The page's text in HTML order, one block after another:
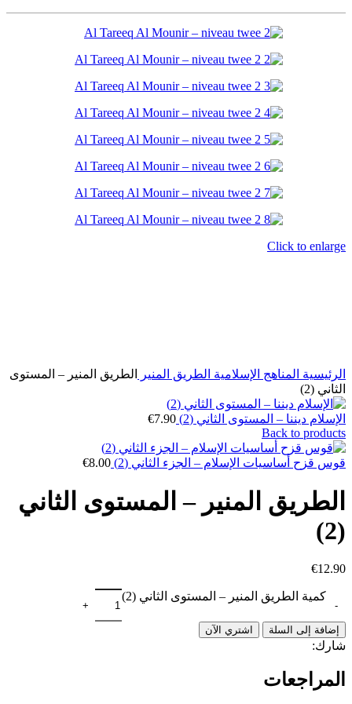
Click to enlarge
الرئيسية المناهج الإسلامية الطريق المنير
الطريق المنير – المستوى
الثاني (2)
الإسلام ديننا – المستوى الثاني (2) €7.90
Back to products
قوس قزح أساسيات الإسلام – الجزء الثاني (2) €8.00
الطريق المنير – المستوى الثاني
(2)
€12.90
كمية الطريق المنير – المستوى الثاني (2)
إضافة إلى السلة اشتري الآن
شارك:
المراجعات